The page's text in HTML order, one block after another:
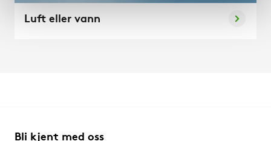
Luft eller vann
Bli kjent med oss